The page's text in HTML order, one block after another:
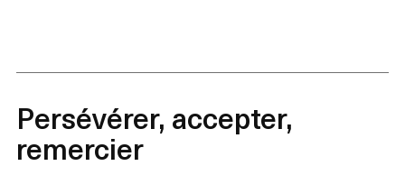
Persévérer, accepter,
remercier